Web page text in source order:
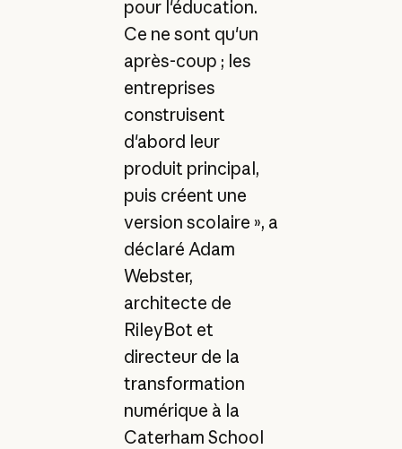
pour l'éducation.
Ce ne sont qu'un
après-coup ; les
entreprises
construisent
d'abord leur
produit principal,
puis créent une
version scolaire », a
déclaré Adam
Webster,
architecte de
RileyBot et
directeur de la
transformation
numérique à la
Caterham School